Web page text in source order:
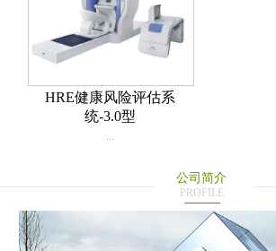
HRE健康风险评估系
统-3.0型
...
公司简介
PROFILE